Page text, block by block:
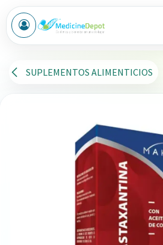
Ir al contenido
SUPLEMENTOS ALIMENTICIOS